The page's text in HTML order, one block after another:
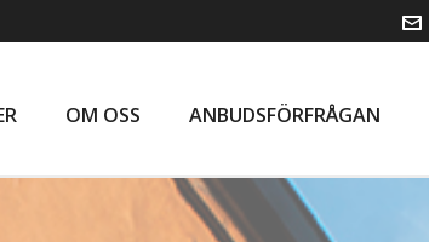
OM OSS ANBUDSFÖRFRÅGAN